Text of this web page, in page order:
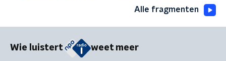
Alle fragmenten
Wie luistert weet meer